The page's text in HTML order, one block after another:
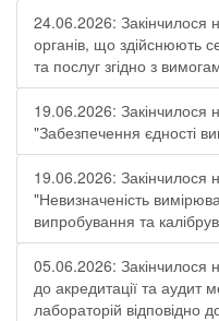
24.06.2026: Закінчилося
органів, що здійснюють
та послуг згідно з
19.06.2026: Закінчилося
"Забезпечення єдності
19.06.2026: Закінчилося
"Невизначеність
випробування та
05.06.2026: Закінчилося
до акредитації та аудит
лабораторій відповідно